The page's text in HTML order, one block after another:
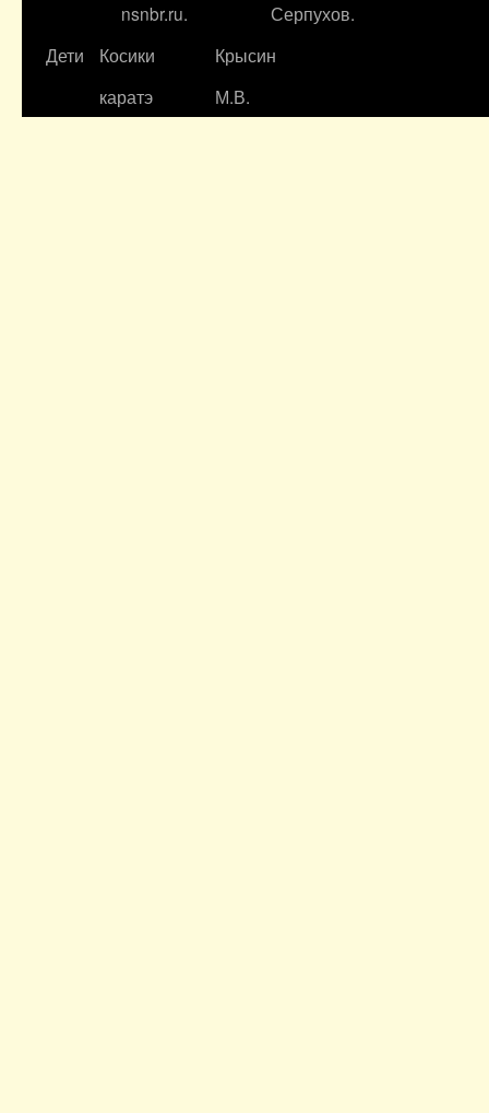
nsnbr.ru.
Серпухов.
Дети
Косики
каратэ
Крысин
М.В.